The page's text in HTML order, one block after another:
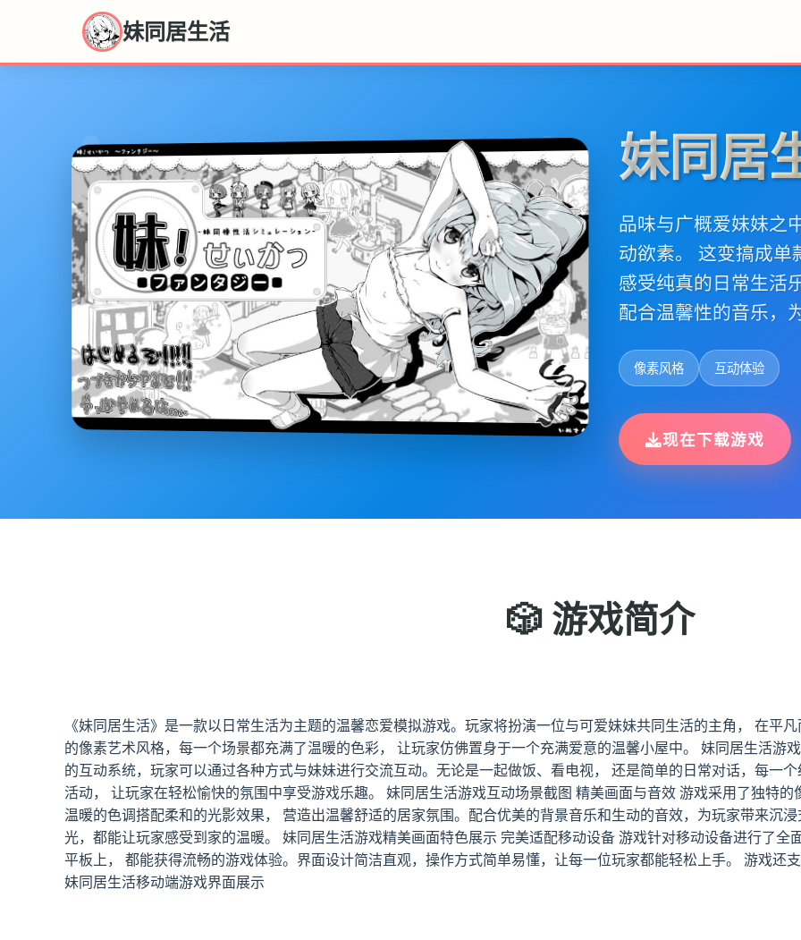
妹同居生活
妹同居
品味与广概爱妹妹之
动欲素。 这变搞成
感受纯真的日常生活
配合温馨性的音乐，
像素风格 互动体验
现在下载游戏
🎲 游戏简介
《妹同居生活》是一款以日常生活为主题的温馨恋爱模拟游戏。玩家将扮演一位与可爱妹妹共同生活的主角， 在平
的像素艺术风格，每一个场景都充满了温暖的色彩， 让玩家仿佛置身于一个充满爱意的温馨小屋中。 妹同居生活游
的互动系统，玩家可以通过各种方式与妹妹进行交流互动。无论是一起做饭、看电视， 还是简单的日常对话，每一
活动， 让玩家在轻松愉快的氛围中享受游戏乐趣。 妹同居生活游戏互动场景截图 精美画面与音效 游戏采用了独特的
温暖的色调搭配柔和的光影效果， 营造出温馨舒适的居家氛围。配合优美的背景音乐和生动的音效，为玩家带来沉
光，都能让玩家感受到家的温暖。 妹同居生活游戏精美画面特色展示 完美适配移动设备 游戏针对移动设备进行了
平板上， 都能获得流畅的游戏体验。界面设计简洁直观，操作方式简单易懂，让每一位玩家都能轻松上手。 游戏还
妹同居生活移动端游戏界面展示